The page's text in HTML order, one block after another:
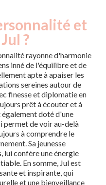
et
?
rayonne d'harmonie
inné de l'équilibre et de
apte à apaiser les
sereines autour de
finesse et diplomatie en
prêt à écouter et à
doté d'une
permet de voir au-delà
à comprendre le
Sa jeunesse
lui confère une énergie
En somme, Jul est
et inspirante, qui
et une bienveillance